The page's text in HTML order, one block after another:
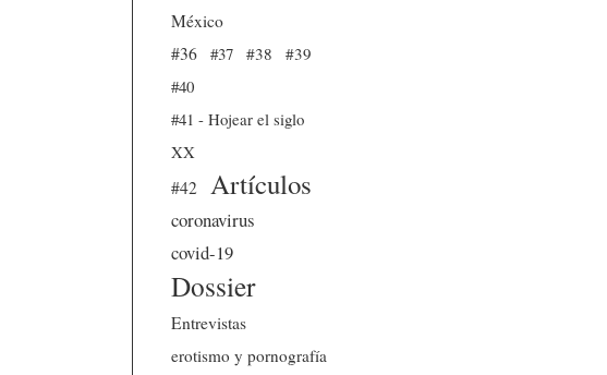
México
#36
#37 #38
#39
#40
#41 - Hojear el siglo
XX
#42
Artículos
coronavirus
covid-19
Dossier
Entrevistas
erotismo y pornografía